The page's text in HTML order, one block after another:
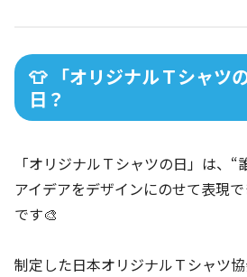
👕 「オリジナルＴシャツ
日？
「オリジナルＴシャツの日」は、
アイデアをデザインにのせて表現
です🎨
制定した日本オリジナルＴシャツ